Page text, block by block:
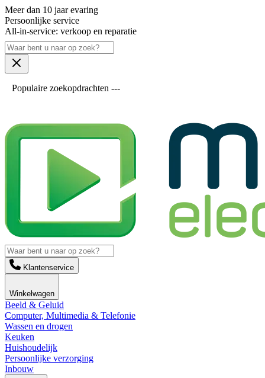
Meer dan 10 jaar evaring
Persoonlijke service
All-in-service: verkoop en reparatie
Populaire zoekopdrachten ---
Klantenservice
Winkelwagen
Beeld & Geluid
Computer, Multimedia & Telefonie
Wassen en drogen
Keuken
Huishoudelijk
Persoonlijke verzorging
Inbouw